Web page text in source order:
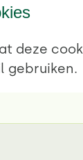
deze
gebruiken.